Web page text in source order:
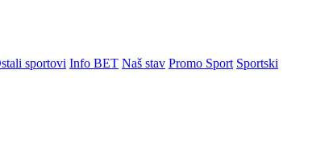
sportovi Info BET Naš stav Promo Sport Sportski